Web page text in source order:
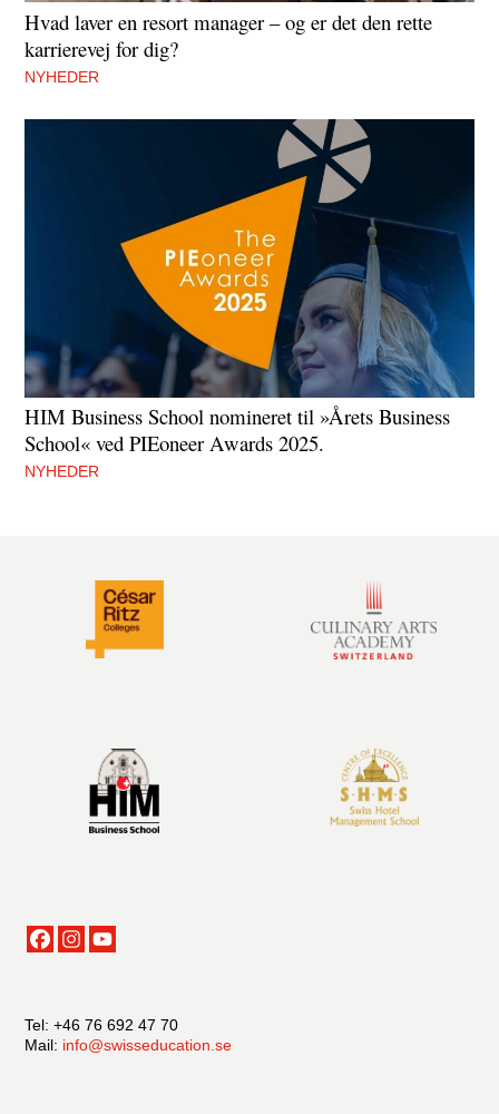
Hvad laver en resort manager – og er det den rette
karrierevej for dig?
NYHEDER
HIM Business School nomineret til »Årets Business
School« ved PIEoneer Awards 2025.
NYHEDER
Tel: +46 76 692 47 70
Mail: info@swisseducation.se